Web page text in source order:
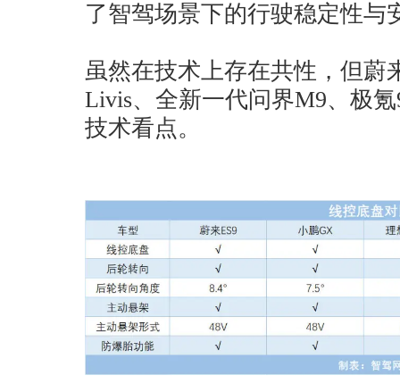
了智驾场景下的行驶稳定性与
虽然在技术上存在共性，但蔚
Livis、全新一代问界M9、极
技术看点。